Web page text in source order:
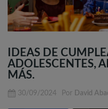
IDEAS DE
ADOLESCENTES,
MÁS.
30/09/2024 Por David